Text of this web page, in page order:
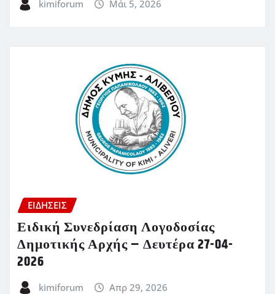
kimiforum Μάι 5, 2026
ΕΙΔΗΣΕΙΣ
Ειδική Συνεδρίαση Λογοδοσίας
Δημοτικής Αρχής – Δευτέρα 27-04-
2026
kimiforum Απρ 29, 2026